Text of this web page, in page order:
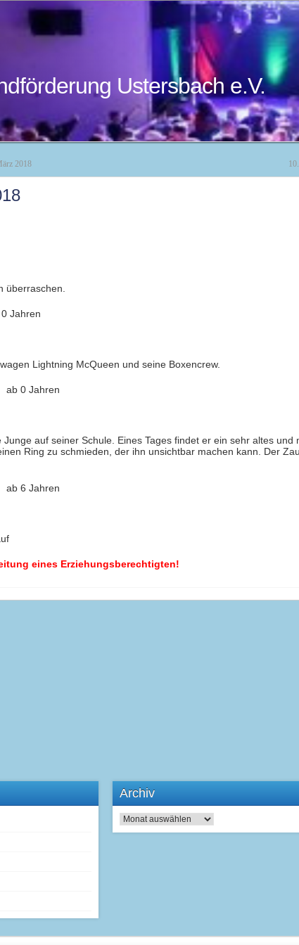
Ustersbach e.V.
2018
überraschen.
Jahren
Lightning McQueen und seine Boxencrew.
0 Jahren
auf seiner Schule. Eines Tages findet er ein sehr altes und
Ring zu schmieden, der ihn unsichtbar machen kann. Der
6 Jahren
eines Erziehungsberechtigten!
Archiv
Archiv